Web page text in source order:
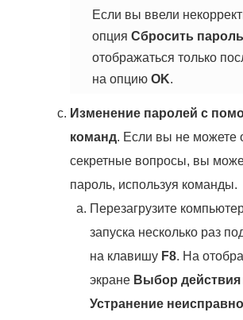
Если вы ввели
опцияСбросить пароль
отображаться только
на опциюOK.
Изменение паролей с
команд. Если вы не можете
секретные вопросы, вы
пароль, используя команды.
Перезагрузите
запуска несколько раз
на клавишу F8. На
экране Выбор действия
Устранение